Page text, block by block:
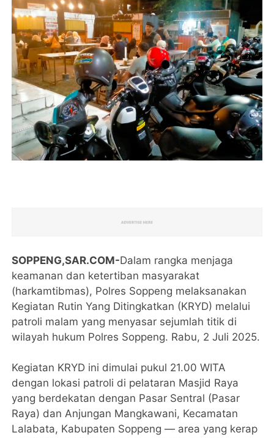
SOPPENG,SAR.COM-Dalam rangka menjaga
keamanan dan ketertiban masyarakat
(harkamtibmas), Polres Soppeng melaksanakan
Kegiatan Rutin Yang Ditingkatkan (KRYD) melalui
patroli malam yang menyasar sejumlah titik di
wilayah hukum Polres Soppeng. Rabu, 2 Juli 2025.
Kegiatan KRYD ini dimulai pukul 21.00 WITA
dengan lokasi patroli di pelataran Masjid Raya
yang berdekatan dengan Pasar Sentral (Pasar
Raya) dan Anjungan Mangkawani, Kecamatan
Lalabata, Kabupaten Soppeng — area yang kerap